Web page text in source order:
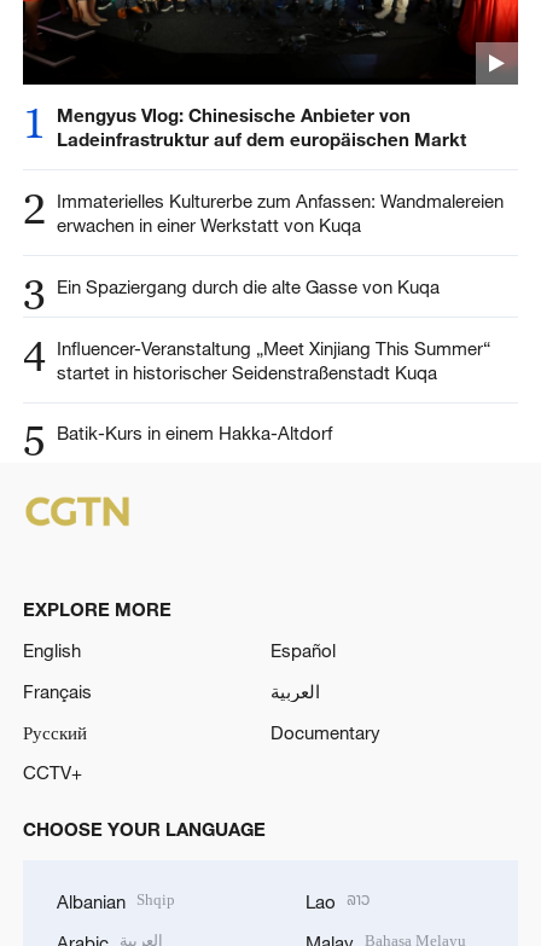
1
Mengyus Vlog: Chinesische Anbieter von
Ladeinfrastruktur auf dem europäischen Markt
2
Immaterielles Kulturerbe zum Anfassen: Wandmalereien
erwachen in einer Werkstatt von Kuqa
3 Ein Spaziergang durch die alte Gasse von Kuqa
4 Influencer-Veranstaltung „Meet Xinjiang This Summer“
startet in historischer Seidenstraßenstadt Kuqa
5 Batik-Kurs in einem Hakka-Altdorf
EXPLORE MORE
English
Español
Français
العربية
Русский
Documentary
CCTV+
CHOOSE YOUR LANGUAGE
Albanian Shqip Lao ລາວ